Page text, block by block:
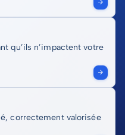
qu’ils n’impactent votre
correctement valorisée